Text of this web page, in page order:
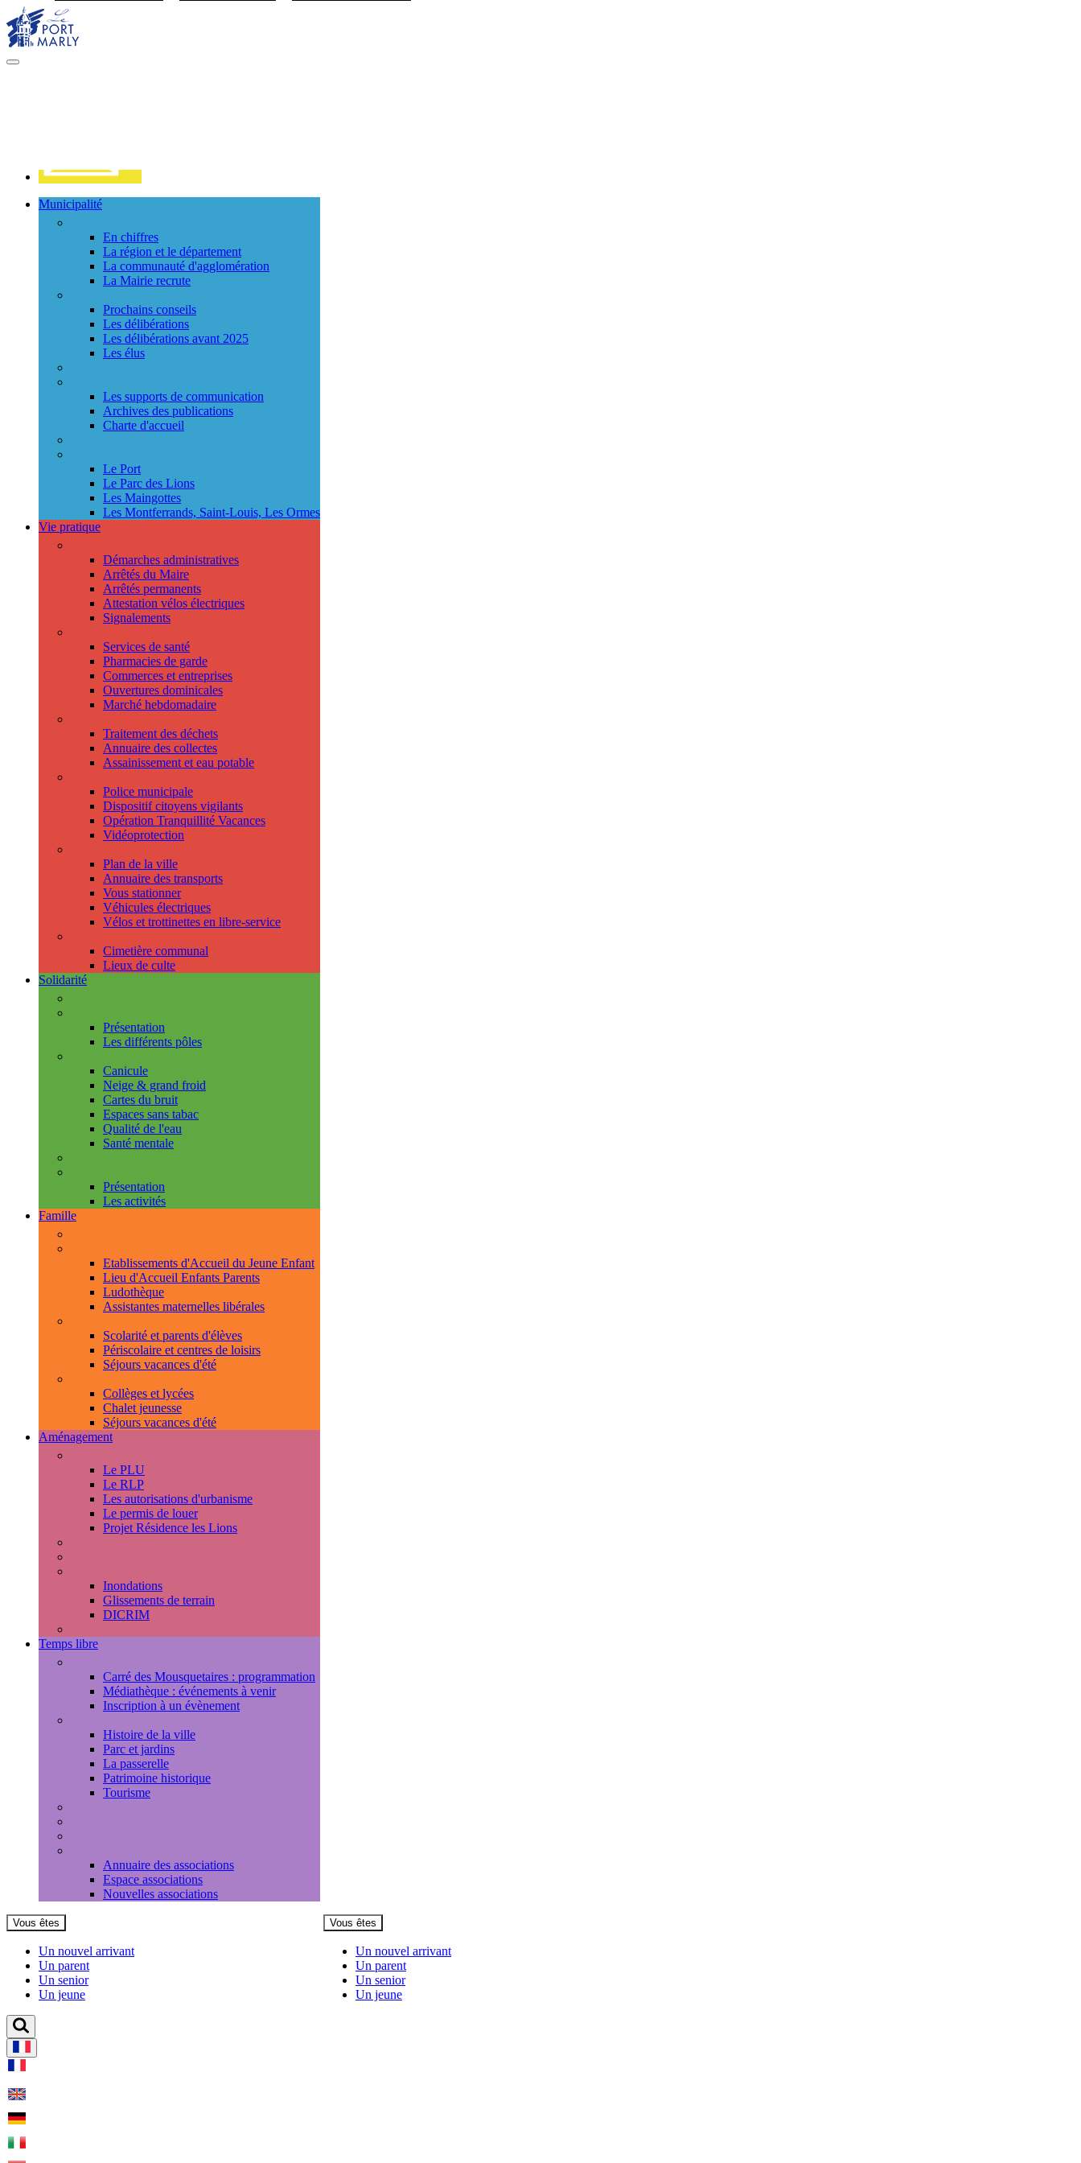
MENU
Municipalité
En chiffres
La région et le département
La communauté d'agglomération
La Mairie recrute
Prochains conseils
Les délibérations
Les délibérations avant 2025
Les élus
Les supports de communication
Archives des publications
Charte d'accueil
Le Port
Le Parc des Lions
Les Maingottes
Les Montferrands, Saint-Louis, Les Ormes
Vie pratique
Démarches administratives
Arrêtés du Maire
Arrêtés permanents
Attestation vélos électriques
Signalements
Services de santé
Pharmacies de garde
Commerces et entreprises
Ouvertures dominicales
Marché hebdomadaire
Traitement des déchets
Annuaire des collectes
Assainissement et eau potable
Police municipale
Dispositif citoyens vigilants
Opération Tranquillité Vacances
Vidéoprotection
Plan de la ville
Annuaire des transports
Vous stationner
Véhicules électriques
Vélos et trottinettes en libre-service
Cimetière communal
Lieux de culte
Solidarité
Présentation
Les différents pôles
Canicule
Neige & grand froid
Cartes du bruit
Espaces sans tabac
Qualité de l'eau
Santé mentale
Présentation
Les activités
Famille
Etablissements d'Accueil du Jeune Enfant
Lieu d'Accueil Enfants Parents
Ludothèque
Assistantes maternelles libérales
Scolarité et parents d'élèves
Périscolaire et centres de loisirs
Séjours vacances d'été
Collèges et lycées
Chalet jeunesse
Séjours vacances d'été
Aménagement
Le PLU
Le RLP
Les autorisations d'urbanisme
Le permis de louer
Projet Résidence les Lions
Inondations
Glissements de terrain
DICRIM
Temps libre
Carré des Mousquetaires : programmation
Médiathèque : événements à venir
Inscription à un évènement
Histoire de la ville
Parc et jardins
La passerelle
Patrimoine historique
Tourisme
Annuaire des associations
Espace associations
Nouvelles associations
Vous êtes
Un nouvel arrivant
Un parent
Un senior
Un jeune
Vous êtes
Un nouvel arrivant
Un parent
Un senior
Un jeune